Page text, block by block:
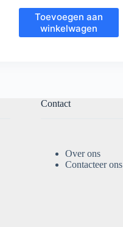
Toevoegen aan
winkelwagen
Contact
Over ons
Contacteer ons